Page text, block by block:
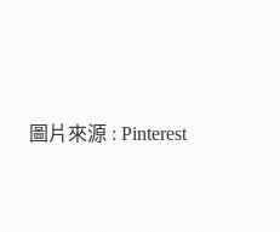
圖片來源 : Pinterest